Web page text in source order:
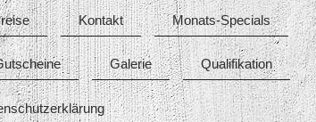
Kontakt Monats-Specials
Galerie Qualifikation